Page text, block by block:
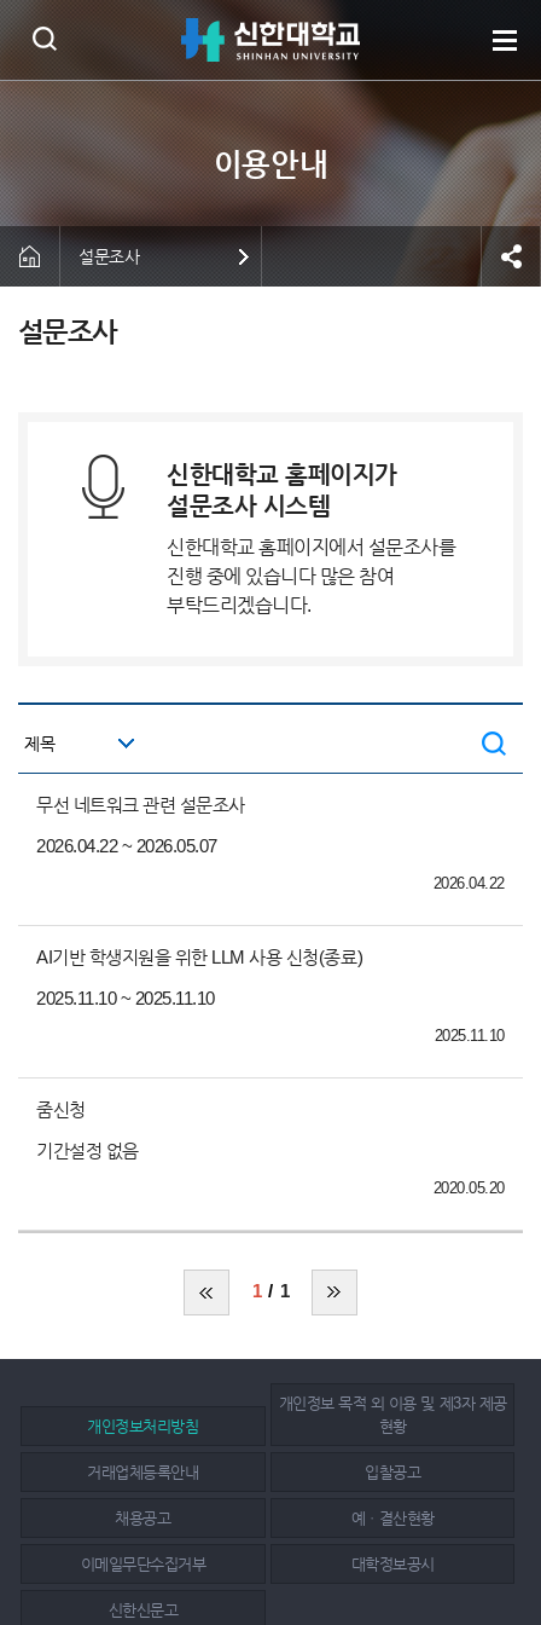
설문조사
설문조사
신한대학교 홈페이지가
설문조사 시스템
신한대학교 홈페이지에서 설문조사를
진행 중에 있습니다 많은 참여
부탁드리겠습니다.
무선 네트워크 관련 설문조사
2026.04.22 ~ 2026.05.07
2026.04.22
AI기반 학생지원을 위한 LLM 사용 신청(종료)
2025.11.10 ~ 2025.11.10
2025.11.10
줌신청
기간설정 없음
2020.05.20
1 1
개인정보처리방침
개인정보 목적 외 이용 및 제3자 제공
현황
거래업체등록안내 입찰공고
채용공고 예ㆍ결산현황
이메일무단수집거부 대학정보공시
신한신문고